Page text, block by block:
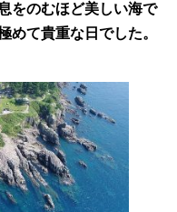
をのむほど美しい海で
めて貴重な日でした。